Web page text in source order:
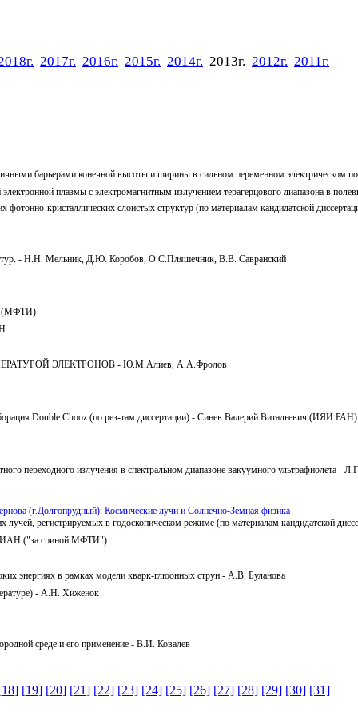
2017г. 2016г. 2015г. 2014г. 2013г. 2012г. 2011г.
барьерами конечной высоты и ширины в сильном переменном электрическом
электронной плазмы с электромагнитным излучением терагерцового диапазона
фотонно-кристаллических слоистых структур (по материалам кандидатской
- Н.Н. Мельник, Д.Ю. Коробов, О.C.Пляшечник, В.В. Савранский
(МФТИ)
ЭЛЕКТРОНОВ - Ю.М.Алиев, А.А.Фролов
Double Chooz (по рез-там диссертации) - Синев Валерий Витальевич (ИЯИ РАН)
переходного излучения в спектральном диапазоне вакуумного ультрафиолета -
(г.Долгопрудный): Космические лучи и Солнечно-Земная физика
регистрируемых в годоскопическом режиме (по материалам кандидатской
("за спиной МФТИ")
энергиях в рамках модели кварк-глюонных струн - А.В. Буланова
- А.Н. Хиженок
среде и его применение - В.И. Ковалев
[19] [20] [21] [22] [23] [24] [25] [26] [27] [28] [29] [30] [31]